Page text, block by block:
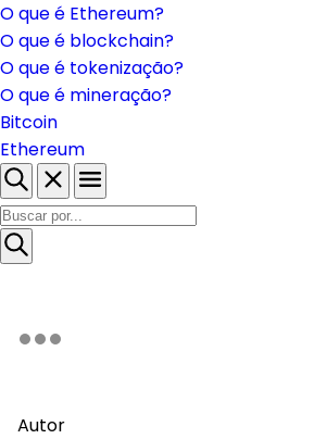
O que é Ethereum?
O que é blockchain?
O que é tokenização?
O que é mineração?
Bitcoin
Ethereum
Autor